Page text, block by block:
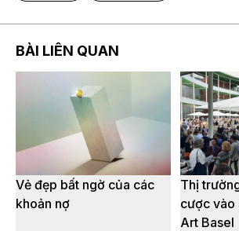
BÀI LIÊN QUAN
Vẻ đẹp bất ngờ của các
khoản nợ
Thị
cược vào
Art Basel